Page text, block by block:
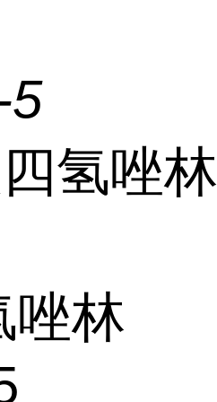
5
氢唑
唑林